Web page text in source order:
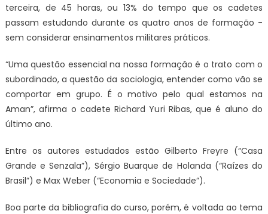
terceira, de 45 horas, ou 13% do tempo que os cadetes
passam estudando durante os quatro anos de formação -
sem considerar ensinamentos militares práticos.
“Uma questão essencial na nossa formação é o trato com o
subordinado, a questão da sociologia, entender como vão se
comportar em grupo. É o motivo pelo qual estamos na
Aman”, afirma o cadete Richard Yuri Ribas, que é aluno do
último ano.
Entre os autores estudados estão Gilberto Freyre (“Casa
Grande e Senzala”), Sérgio Buarque de Holanda (“Raízes do
Brasil”) e Max Weber (“Economia e Sociedade”).
Boa parte da bibliografia do curso, porém, é voltada ao tema